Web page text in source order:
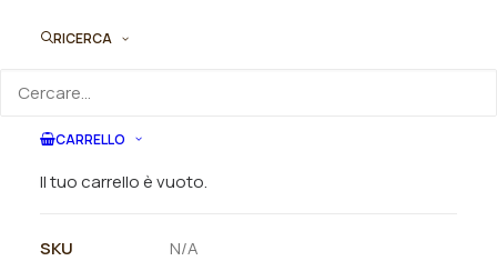
RICERCA
CARRELLO
Il tuo carrello è vuoto.
quantità
SKU
N/A